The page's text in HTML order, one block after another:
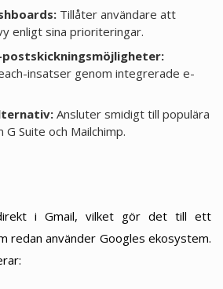
Tillåter användare att
enligt sina prioriteringar.
postskickningsmöjligheter:
insatser genom integrerade e-
Ansluter smidigt till populära
Suite och Mailchimp.
i Gmail, vilket gör det till ett
redan använder Googles ekosystem.